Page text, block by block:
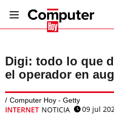
Digi: todo lo que
el operador en
Computer Hoy - Getty
INTERNET NOTICIA
09 jul